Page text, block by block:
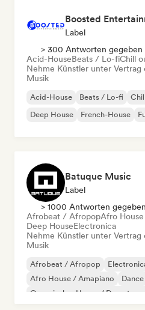
Boosted
Label
> 300 Antworten gegeben
Acid-HouseBeats / Lo-fiChill
Nehme Künstler unter
Musik
Acid-House Beats / Lo-fi
Deep House
French-House
Batuque Music
Label
> 1000 Antworten gegeben
Afrobeat / AfropopAfro
Deep HouseElectronica
Nehme Künstler unter
Musik
Afrobeat / Afropop
Afro House / Amapiano
Dance
Organischer House /